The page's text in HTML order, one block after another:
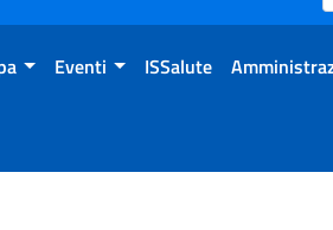
Eventi ISSalute